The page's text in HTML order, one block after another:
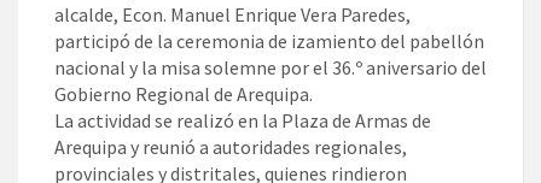
alcalde, Econ. Manuel Enrique Vera Paredes,
participó de la ceremonia de izamiento del pabellón
nacional y la misa solemne por el 36.º aniversario del
Gobierno Regional de Arequipa.
La actividad se realizó en la Plaza de Armas de
Arequipa y reunió a autoridades regionales,
provinciales y distritales, quienes rindieron